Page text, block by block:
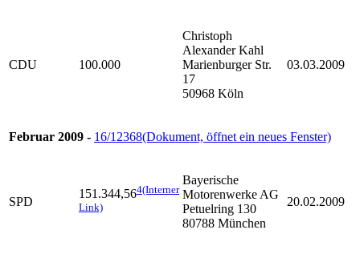
CDU 100.000
Christoph
Alexander Kahl
Marienburger Str.
17
50968 Köln
03.03.2009
Februar 2009 - 16/12368(Dokument, öffnet ein neues Fenster)
SPD
151.344,564(Interner
Link)
Bayerische
Motorenwerke AG
Petuelring 130
80788 München
20.02.2009